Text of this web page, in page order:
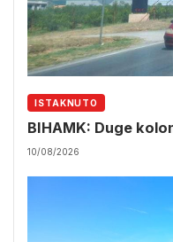
ISTAKNUTO
BIHAMK: Duge
10/08/2026